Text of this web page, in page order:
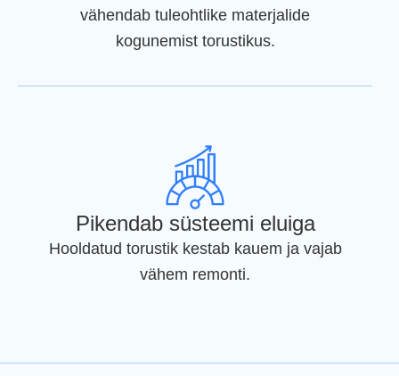
vähendab tuleohtlike materjalide
kogunemist torustikus.
Pikendab süsteemi eluiga
Hooldatud torustik kestab kauem ja vajab
vähem remonti.